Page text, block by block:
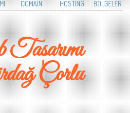
DOMAİN HOSTİNG BÖLGELER
Çorlu